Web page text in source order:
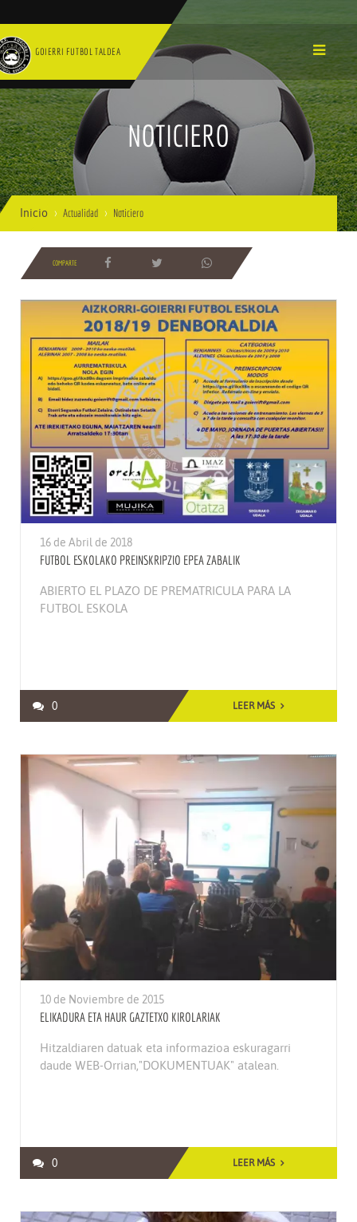
GOIERRI FUTBOL TALDEA
NOTICIERO
Inicio Actualidad Noticiero
COMPARTE
16 de Abril de 2018
FUTBOL ESKOLAKO PREINSKRIPZIO EPEA ZABALIK
ABIERTO EL PLAZO DE PREMATRICULA PARA LA
FUTBOL ESKOLA
0 LEER MÁS
10 de Noviembre de 2015
ELIKADURA ETA HAUR GAZTETXO KIROLARIAK
Hitzaldiaren datuak eta informazioa eskuragarri
daude WEB-Orrian,"DOKUMENTUAK" atalean.
0 LEER MÁS